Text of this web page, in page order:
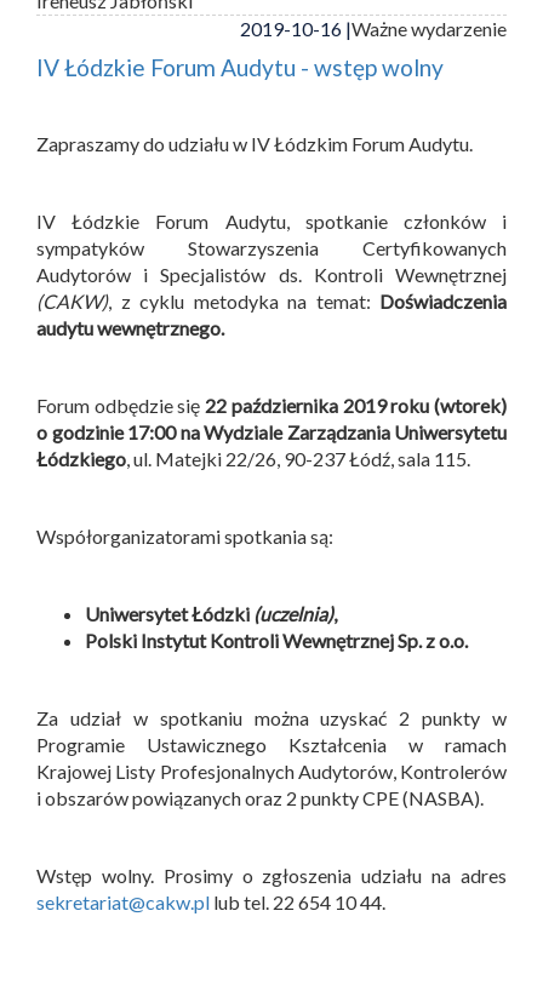
2019-10-16 |Ważne wydarzenie
IV Łódzkie Forum Audytu - wstęp wolny
Zapraszamy do udziału w IV Łódzkim Forum Audytu.
IV Łódzkie Forum Audytu, spotkanie członków i
sympatyków Stowarzyszenia Certyfikowanych
Audytorów i Specjalistów ds. Kontroli Wewnętrznej
(CAKW), z cyklu metodyka na temat: Doświadczenia
audytu wewnętrznego.
Forum odbędzie się 22 października 2019 roku (wtorek)
o godzinie 17:00 na Wydziale Zarządzania Uniwersytetu
Łódzkiego , ul. Matejki 22/26, 90-237 Łódź, sala 115.
Współorganizatorami spotkania są:
Uniwersytet Łódzki (uczelnia),
Polski Instytut Kontroli Wewnętrznej Sp. z o.o.
Za udział w spotkaniu można uzyskać 2 punkty w
Programie Ustawicznego Kształcenia w ramach
Krajowej Listy Profesjonalnych Audytorów, Kontrolerów
i obszarów powiązanych oraz 2 punkty CPE (NASBA).
Wstęp wolny. Prosimy o zgłoszenia udziału na adres
sekretariat@cakw.pl lub tel. 22 654 10 44.